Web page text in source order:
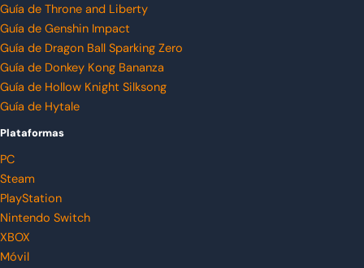
Guía de Throne and Liberty
Guía de Genshin Impact
Guía de Dragon Ball Sparking Zero
Guía de Donkey Kong Bananza
Guía de Hollow Knight Silksong
Guía de Hytale
Plataformas
PC
Steam
PlayStation
Nintendo Switch
XBOX
Móvil